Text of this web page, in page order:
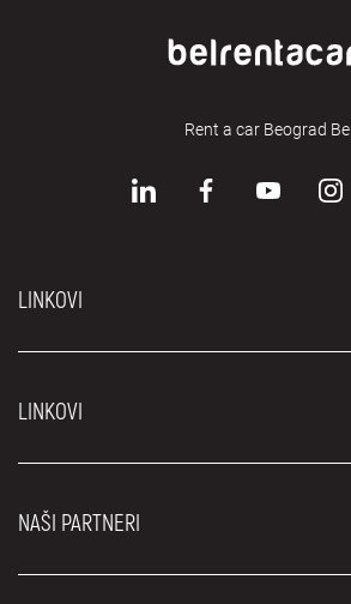
Rent a car Beograd Bel
LINKOVI
Luksuzni automobili
Cene
LINKOVI
Blog
NAŠI PARTNERI